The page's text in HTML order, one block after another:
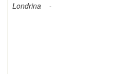
Londrina -